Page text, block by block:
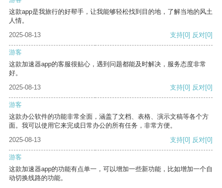
这款app是我旅行的好帮手，让我能够轻松找到目的地，了解当地的风土
人情。
2025-08-13
支持[0] 反对[0]
游客
这款加速器app的客服很贴心，遇到问题都能及时解决，服务态度非常
好。
2025-08-13
支持[0] 反对[0]
游客
这款办公软件的功能非常全面，涵盖了文档、表格、演示文稿等各个方
面。我可以使用它来完成日常办公的所有任务，非常方便。
2025-08-13
支持[0] 反对[0]
游客
这款加速器app的功能有点单一，可以增加一些新功能，比如增加一个自
动切换线路的功能。